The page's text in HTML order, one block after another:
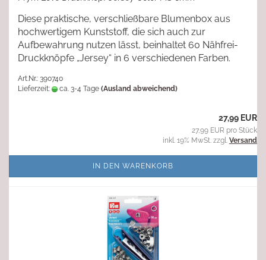
Diese praktische, verschließbare Blumenbox aus
hochwertigem Kunststoff, die sich auch zur
Aufbewahrung nutzen lässt, beinhaltet 60 Nähfrei-
Druckknöpfe „Jersey“ in 6 verschiedenen Farben.
Art.Nr.: 390740
Lieferzeit:
ca. 3-4 Tage (Ausland abweichend)
27,99 EUR
27,99 EUR pro Stück
inkl. 19% MwSt. zzgl. Versand
IN DEN WARENKORB